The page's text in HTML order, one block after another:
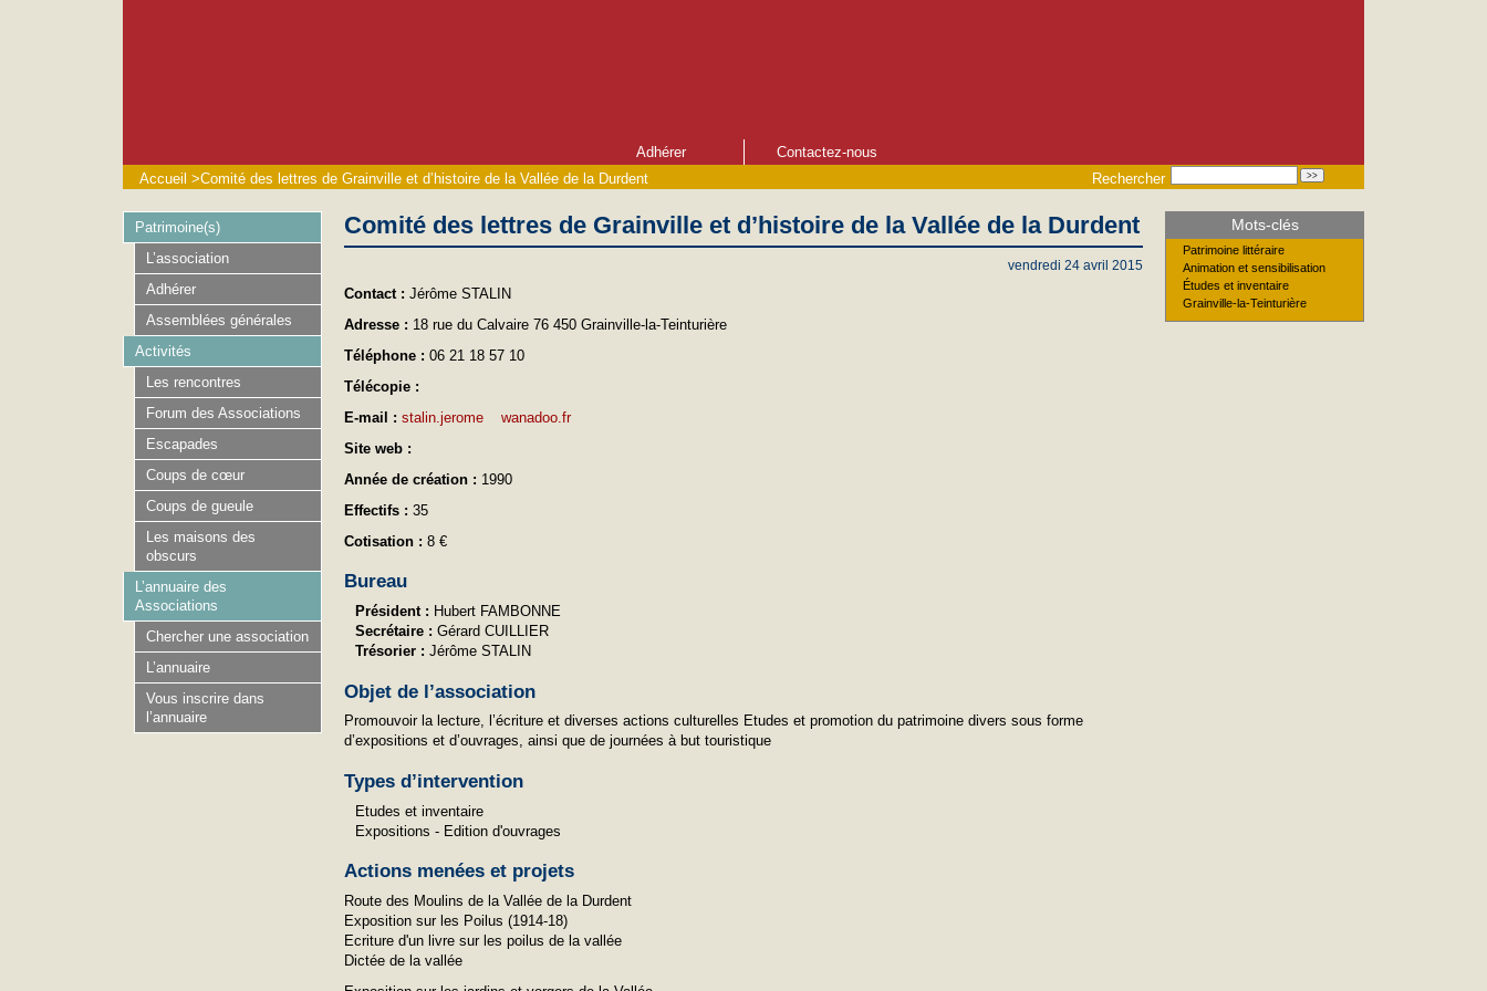
Adhérer
Contactez-nous
Rechercher
Accueil >Comité des lettres de Grainville et d’histoire de la Vallée de la Durdent
Comité des lettres de Grainville et d’histoire de la Vallée de la Durdent
vendredi 24 avril 2015
Contact : Jérôme STALIN
Adresse : 18 rue du Calvaire 76 450 Grainville-la-Teinturière
Téléphone : 06 21 18 57 10
Télécopie :
E-mail : stalin.jerome
wanadoo.fr
Site web :
Année de création : 1990
Effectifs : 35
Cotisation : 8 €
Bureau
Président : Hubert FAMBONNE
Secrétaire : Gérard CUILLIER
Trésorier : Jérôme STALIN
Objet de l’association
Promouvoir la lecture, l’écriture et diverses actions culturelles Etudes et promotion du patrimoine divers sous forme
d’expositions et d’ouvrages, ainsi que de journées à but touristique
Types d’intervention
Etudes et inventaire
Expositions - Edition d'ouvrages
Actions menées et projets
Route des Moulins de la Vallée de la Durdent
Exposition sur les Poilus (1914-18)
Ecriture d'un livre sur les poilus de la vallée
Dictée de la vallée
Patrimoine(s)
L’association
Adhérer
Assemblées générales
Activités
Les rencontres
Forum des Associations
Escapades
Coups de cœur
Coups de gueule
Les maisons des
obscurs
L’annuaire des
Associations
Chercher une association
L’annuaire
Vous inscrire dans
l’annuaire
Mots-clés
Patrimoine littéraire
Animation et sensibilisation
Études et inventaire
Grainville-la-Teinturière